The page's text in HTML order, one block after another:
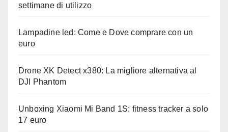
settimane di utilizzo
Lampadine led: Come e Dove comprare con un
euro
Drone XK Detect x380: La migliore alternativa al
DJI Phantom
Unboxing Xiaomi Mi Band 1S: fitness tracker a solo
17 euro